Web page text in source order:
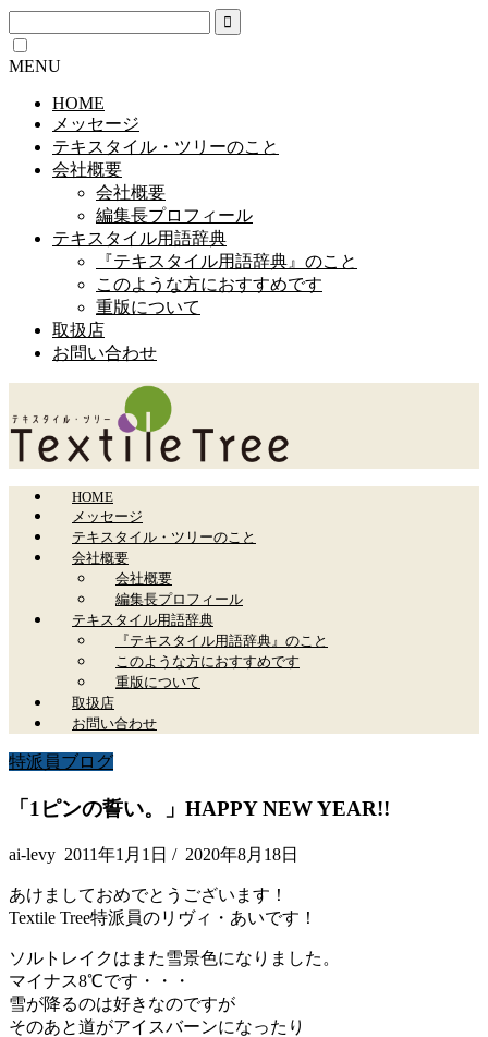
MENU
HOME
メッセージ
テキスタイル・ツリーのこと
会社概要
会社概要
編集長プロフィール
テキスタイル用語辞典
『テキスタイル用語辞典』のこと
このような方におすすめです
重版について
取扱店
お問い合わせ
HOME
メッセージ
テキスタイル・ツリーのこと
会社概要
会社概要
編集長プロフィール
テキスタイル用語辞典
『テキスタイル用語辞典』のこと
このような方におすすめです
重版について
取扱店
お問い合わせ
特派員ブログ
「1ピンの誓い。」HAPPY NEW YEAR!!
ai-levy 2011年1月1日 / 2020年8月18日
あけましておめでとうございます！
Textile Tree特派員のリヴィ・あいです！
ソルトレイクはまた雪景色になりました。
マイナス8℃です・・・
雪が降るのは好きなのですが
そのあと道がアイスバーンになったり